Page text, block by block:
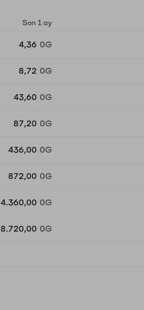
Son 1 ay
4,36 0G
8,72 0G
43,60 0G
87,20 0G
436,00 0G
872,00 0G
4.360,00 0G
8.720,00 0G